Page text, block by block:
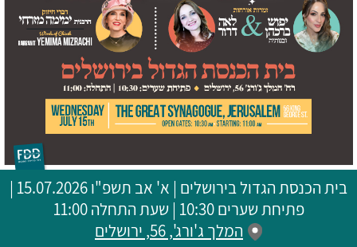
בית הכנסת הגדול בירושלים | א' אב תשפ"ו
15.07.2026 |
פתיחת שערים 10:30 | שעת התחלה 11:00
המלך ג'ורג', 56, ירושלים